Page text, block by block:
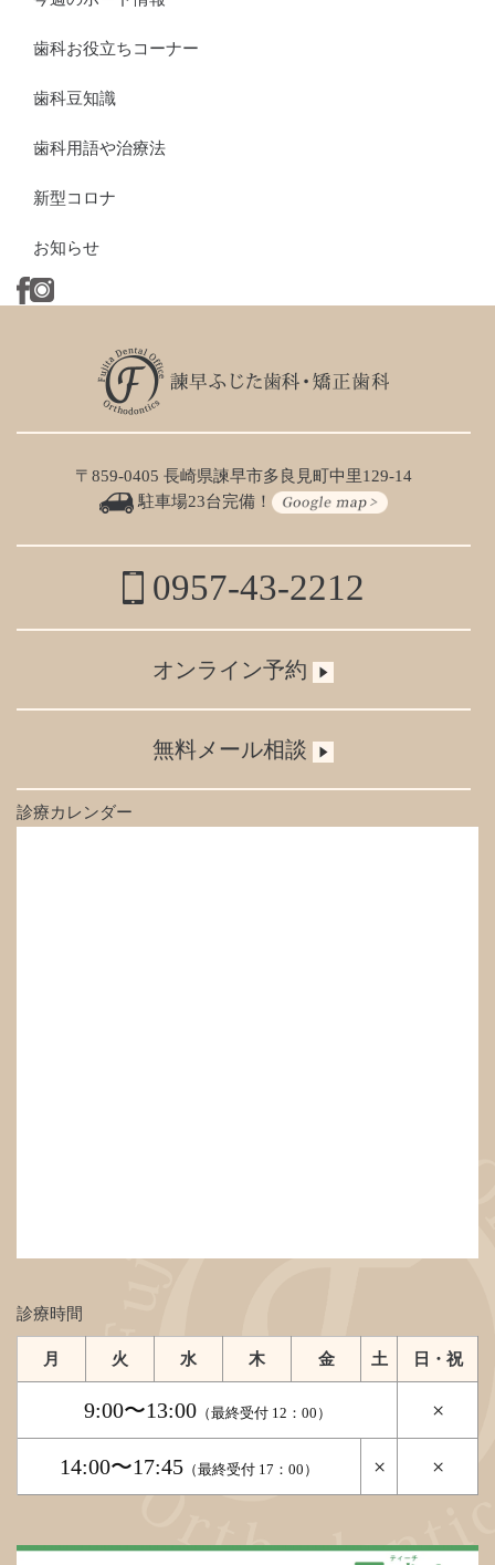
歯科お役立ちコーナー
歯科豆知識
歯科用語や治療法
新型コロナ
お知らせ
〒859-0405 長崎県諫早市多良見町中里129-14
駐車場23台完備！
0957-43-2212
オンライン予約
無料メール相談
診療カレンダー
診療時間
月 火 水 木 金 土 日・祝
9:00〜13:00（最終受付 12：00） ×
14:00〜17:45 （最終受付 17：00） × ×